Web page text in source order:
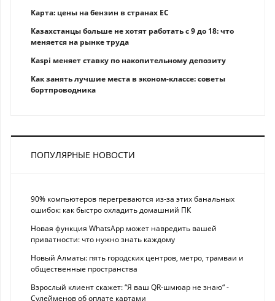
Карта: цены на бензин в странах ЕС
Казахстанцы больше не хотят работать с 9 до 18: что
меняется на рынке труда
Kaspi меняет ставку по накопительному депозиту
Как занять лучшие места в эконом-классе: советы
бортпроводника
ПОПУЛЯРНЫЕ НОВОСТИ
90% компьютеров перегреваются из-за этих банальных
ошибок: как быстро охладить домашний ПК
Новая функция WhatsApp может навредить вашей
приватности: что нужно знать каждому
Новый Алматы: пять городских центров, метро, трамваи и
общественные пространства
Взрослый клиент скажет: “Я ваш QR-шмюар не знаю“ -
Сулейменов об оплате картами